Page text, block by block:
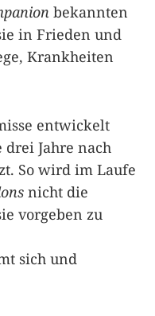
bekannten
in Frieden und
Krankheiten
entwickelt
drei Jahre nach
So wird im Laufe
nicht die
vorgeben zu
sich und